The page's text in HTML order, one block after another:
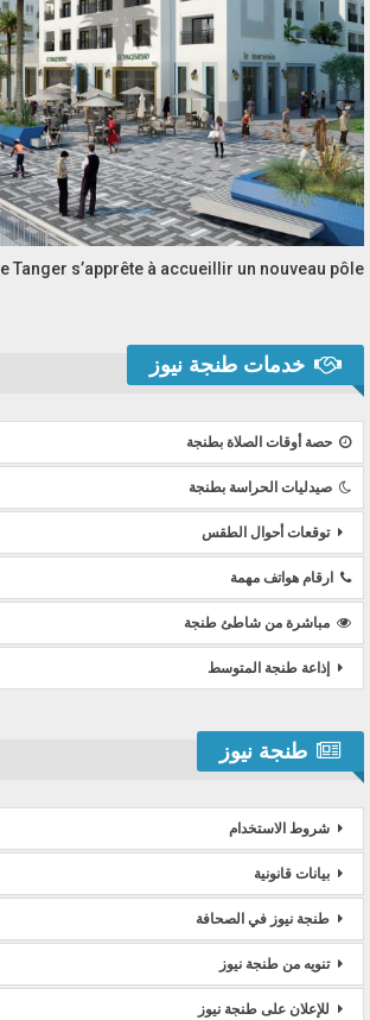
Tanger s’apprête à accueillir un nouveau pôle…
خدمات طنجة نيوز
حصة أوقات الصلاة بطنجة
صيدليات الحراسة بطنجة
توقعات أحوال الطقس
ارقام هواتف مهمة
مباشرة من شاطئ طنجة
إذاعة طنجة المتوسط
طنجة نيوز
شروط الاستخدام
بيانات قانونية
طنجة نيوز في الصحافة
تنويه من طنجة نيوز
للإعلان على طنجة نيوز